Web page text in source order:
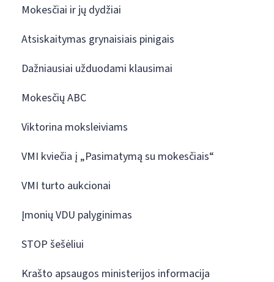
Mokesčiai ir jų dydžiai
Atsiskaitymas grynaisiais pinigais
Dažniausiai užduodami klausimai
Mokesčių ABC
Viktorina moksleiviams
VMI kviečia į „Pasimatymą su mokesčiais“
VMI turto aukcionai
Įmonių VDU palyginimas
STOP šešėliui
Krašto apsaugos ministerijos informacija